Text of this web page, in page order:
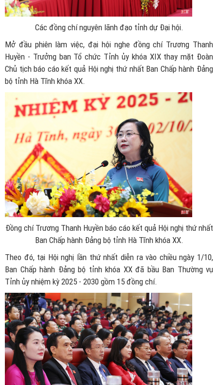
Các đồng chí nguyên lãnh đạo tỉnh dự Đại hội.
Mở đầu phiên làm việc, đại hội nghe đồng chí Trương Thanh
Huyền - Trưởng ban Tổ chức Tỉnh ủy khóa XIX thay mặt Đoàn
Chủ tịch báo cáo kết quả Hội nghị thứ nhất Ban Chấp hành Đảng
bộ tỉnh Hà Tĩnh khóa XX.
Đồng chí Trương Thanh Huyền báo cáo kết quả Hội nghị thứ nhất
Ban Chấp hành Đảng bộ tỉnh Hà Tĩnh khóa XX.
Theo đó, tại Hội nghị lần thứ nhất diễn ra vào chiều ngày 1/10,
Ban Chấp hành Đảng bộ tỉnh khóa XX đã bầu Ban Thường vụ
Tỉnh ủy nhiệm kỳ 2025 - 2030 gồm 15 đồng chí.